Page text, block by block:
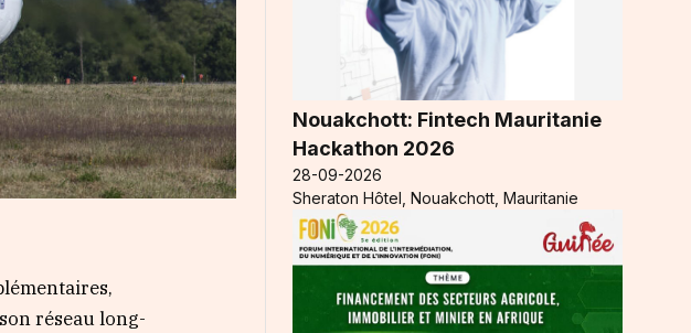
réseau long-
Nouakchott: Fintech Mauritanie
Hackathon 2026
28-09-2026
Sheraton Hôtel, Nouakchott, Mauritanie